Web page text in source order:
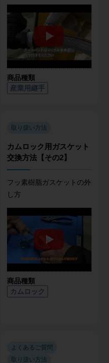
商品種類
産業用継手
取り扱い方法
カムロック用ガスケット
交換方法【その2】
フッ素樹脂ガスケットの外
し方
商品種類
カムロック
よくあるご質問
取り扱い方法